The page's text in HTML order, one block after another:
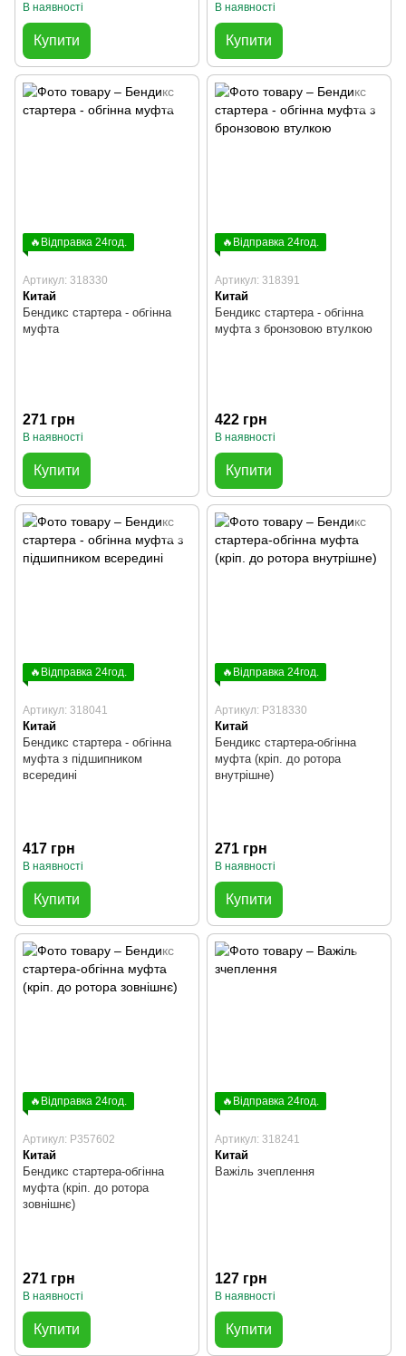
В наявності
Купити
В наявності
Купити
🔥Відправка 24год.
Артикул: 318330
Китай
Бендикс стартера - обгінна
муфта
271 грн
В наявності
Купити
🔥Відправка 24год.
Артикул: 318391
Китай
Бендикс стартера - обгінна
муфта з бронзовою втулкою
422 грн
В наявності
Купити
🔥Відправка 24год.
Артикул: 318041
Китай
Бендикс стартера - обгінна
муфта з підшипником
всередині
417 грн
В наявності
Купити
🔥Відправка 24год.
Артикул: P318330
Китай
Бендикс стартера-обгінна
муфта (кріп. до ротора
внутрішне)
271 грн
В наявності
Купити
🔥Відправка 24год.
Артикул: P357602
Китай
Бендикс стартера-обгінна
муфта (кріп. до ротора
зовнішнє)
271 грн
В наявності
Купити
🔥Відправка 24год.
Артикул: 318241
Китай
Важіль зчеплення
127 грн
В наявності
Купити